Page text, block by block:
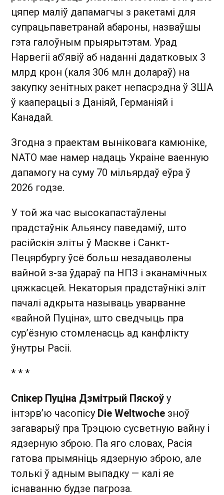
цяпер маліў дапамагчы з ракетамі для
супрацьпаветранай абароны, назваўшы
гэта галоўным прыярытэтам. Урад
Нарвегіі аб’явіў аб наданні дадатковых 3
млрд крон (каля 306 млн долараў) на
закупку зенітных ракет непасрэдна ў ЗША
ў кааперацыі з Даніяй, Германіяй і
Канадай.
Згодна з праектам выніковага камюніке,
NATO мае намер надаць Украіне ваенную
дапамогу на суму 70 мільярдаў еўра ў
2026 годзе.
У той жа час высокапастаўлены
прадстаўнік Альянсу паведаміў, што
расійскія эліты ў Маскве і Санкт-
Пецярбургу ўсё больш незадаволены
вайной з-за ўдараў па НПЗ і эканамічных
цяжкасцей. Некаторыя прадстаўнікі эліт
пачалі адкрыта называць уварванне
«вайной Пуціна», што сведчыць пра
сур’ёзную стомленасць ад канфлікту
ўнутры Расіі.
* * *
Спікер Пуціна Дзмітрый Пяскоў у
інтэрв’ю часопісу Die Weltwoche зноў
загаварыў пра Трэцюю сусветную вайну і
ядзерную зброю. Па яго словах, Расія
гатова прымяніць ядзерную зброю, але
толькі ў адным выпадку — калі яе
існаванню будзе пагроза.